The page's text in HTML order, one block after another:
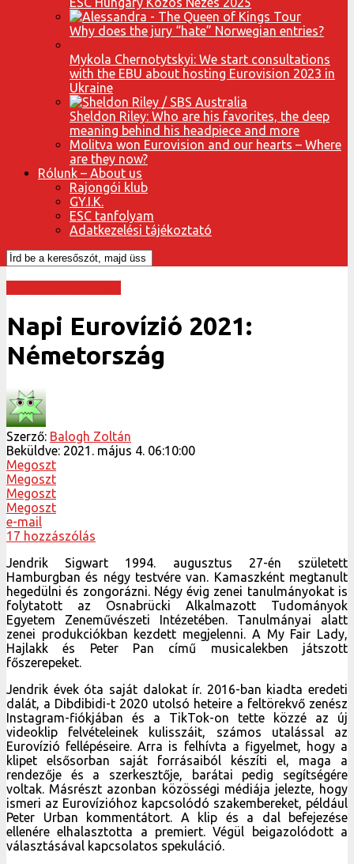
Why does the jury “hate” Norwegian entries?
Mykola Chernotytskyi: We start consultations
with the EBU about hosting Eurovision 2023 in
Ukraine
Sheldon Riley: Who are his favorites, the deep
meaning behind his headpiece and more
Molitva won Eurovision and our hearts – Where
are they now?
Rólunk – About us
Rajongói klub
GY.I.K.
ESC tanfolyam
Adatkezelési tájékoztató
Napi Eurovízió 2021:
Németország
Szerző: Balogh Zoltán
Beküldve: 2021. május 4. 06:10:00
Megoszt
Megoszt
Megoszt
Megoszt
e-mail
17 hozzászólás
Jendrik Sigwart 1994. augusztus 27-én született
Hamburgban és négy testvére van. Kamaszként megtanult
hegedülni és zongorázni. Négy évig zenei tanulmányokat is
folytatott az Osnabrücki Alkalmazott Tudományok
Egyetem Zeneművészeti Intézetében. Tanulmányai alatt
zenei produkciókban kezdett megjelenni. A My Fair Lady,
Hajlakk és Peter Pan című musicalekben játszott
főszerepeket.
Jendrik évek óta saját dalokat ír. 2016-ban kiadta eredeti
dalát, a Dibdibidi-t 2020 utolsó heteire a feltörekvő zenész
Instagram-fiókjában és a TikTok-on tette közzé az új
videoklip felvételeinek kulisszáit, számos utalással az
Eurovízió fellépéseire. Arra is felhívta a figyelmet, hogy a
klipet elsősorban saját forrásaiból készíti el, maga a
rendezője és a szerkesztője, barátai pedig segítségére
voltak. Másrészt azonban közösségi médiája jelezte, hogy
ismeri az Eurovízióhoz kapcsolódó szakembereket, például
Peter Urban kommentátort. A klip és a dal befejezése
ellenére elhalasztotta a premiert. Végül beigazolódott a
választásával kapcsolatos spekuláció.